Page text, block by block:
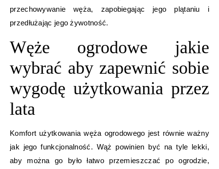
przechowywanie węża, zapobiegając jego plątaniu i
przedłużając jego żywotność.
Węże ogrodowe jakie
wybrać aby zapewnić sobie
wygodę użytkowania przez
lata
Komfort użytkowania węża ogrodowego jest równie ważny
jak jego funkcjonalność. Wąż powinien być na tyle lekki,
aby można go było łatwo przemieszczać po ogrodzie,